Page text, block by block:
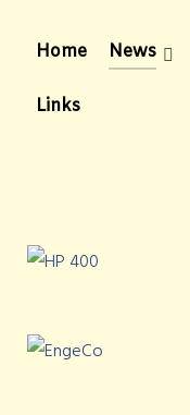
Home News
Links